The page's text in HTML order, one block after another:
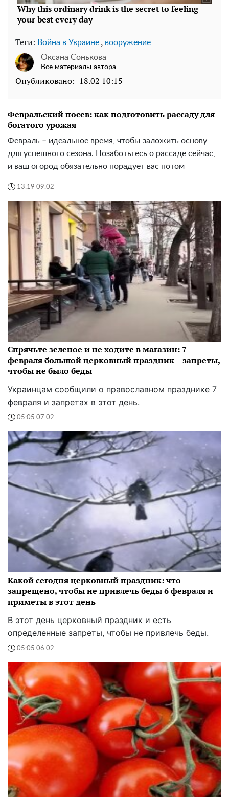
Теги: Война в Украине , вооружение
Оксана Сонькова
Все материалы автора
Опубликовано: 18.02 10:15
Февральский посев: как подготовить рассаду для
богатого урожая
Февраль – идеальное время, чтобы заложить основу
для успешного сезона. Позаботьтесь о рассаде сейчас,
и ваш огород обязательно порадует вас потом
13:19 09.02
Спрячьте зеленое и не ходите в магазин: 7
февраля большой церковный праздник – запреты,
чтобы не было беды
Украинцам сообщили о православном празднике 7
февраля и запретах в этот день.
05:05 07.02
Какой сегодня церковный праздник: что
запрещено, чтобы не привлечь беды 6 февраля и
приметы в этот день
В этот день церковный праздник и есть
определенные запреты, чтобы не привлечь беды.
05:05 06.02